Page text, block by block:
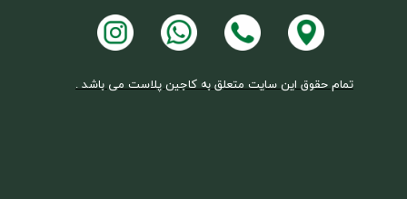
تمام حقوق این سایت متعلق به کاجین پلاست می باشد .